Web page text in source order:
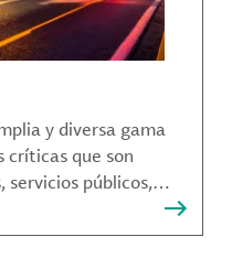
y diversa gama
críticas que son
públicos,
mucho más.